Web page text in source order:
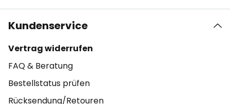
Kundenservice
Vertrag widerrufen
FAQ & Beratung
Bestellstatus prüfen
Rücksendung/Retouren